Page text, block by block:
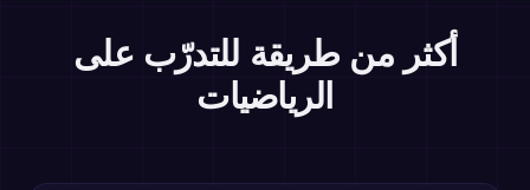
أكثر من طريقة للتدرّب على
الرياضيات